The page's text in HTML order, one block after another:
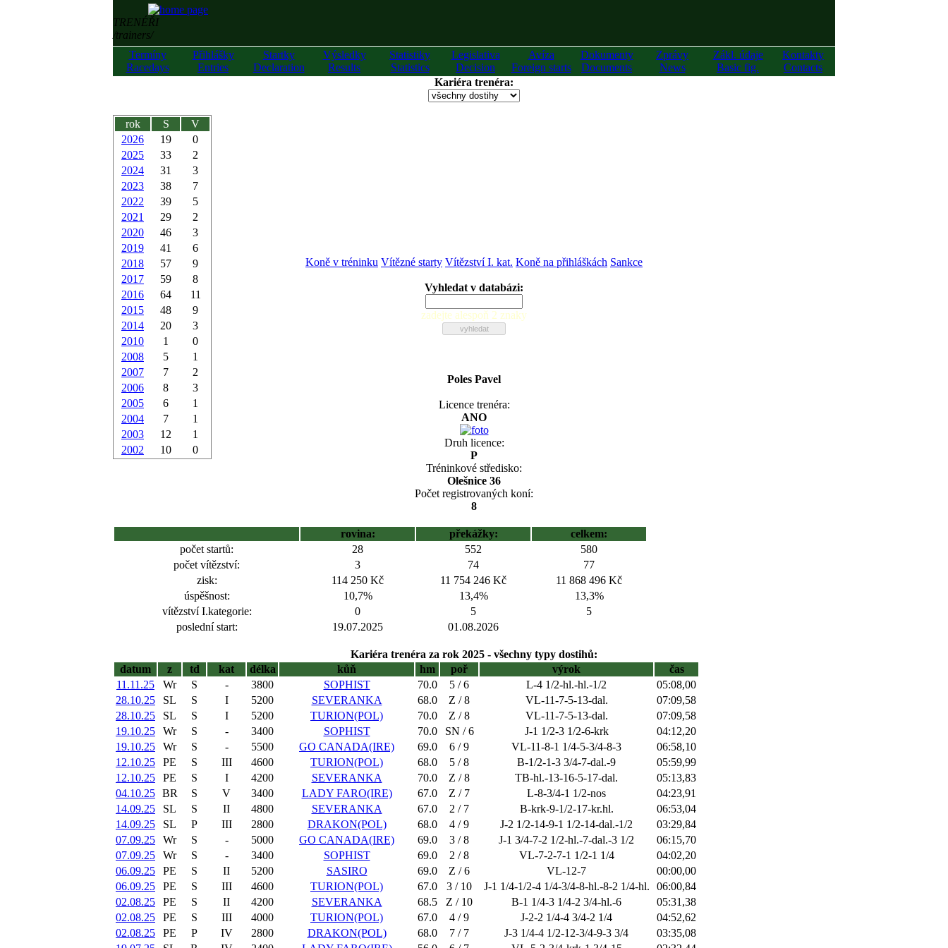
TRENÉŘI
/trainers/
Termíny
Racedays
Přihlášky
Entries
Startky
Declaration
Výsledky
Results
Statistiky
Statistics
Legislativa
Decision
Avíza
Foreign starts
Dokumenty
Documents
Zprávy
News
Zákl. údaje
Basic fig.
Kontakty
Contacts
Kariéra trenéra:
rok S
V
2026
19
0
2025
33
2
2024
31
3
2023
38
7
2022
39
5
2021
29
2
2020
46
3
2019
41
6
2018
57
9
2017
59
8
2016
64
11
2015
48
9
2014
20
3
2010
1
0
2008
5
1
2007
7
2
2006
8
3
2005
6
1
2004
7
1
2003
12
1
2002
10 0
Koně v tréninku Vítězné starty Vítězství I. kat. Koně na přihláškách Sankce
Vyhledat v databázi:
zadejte alespoň 2 znaky
Poles Pavel
Licence trenéra:
ANO
Druh licence:
P
Tréninkové středisko:
Olešnice 36
Počet registrovaných koní:
8
rovina: překážky:
celkem:
počet startů:
28 552
580
počet vítězství:
3 74
77
zisk:
114 250 Kč 11 754 246 Kč
11 868 496 Kč
úspěšnost:
10,7% 13,4%
13,3%
vítězství I.kategorie:
0 5
5
poslední start:
19.07.2025 01.08.2026
Kariéra trenéra za rok 2025 - všechny typy dostihů:
datum
z td kat délka kůň hm poř výrok
čas
11.11.25
Wr S - 3800 SOPHIST 70.0 5 / 6 L-4 1/2-hl.-hl.-1/2
05:08,00
28.10.25
SL S I 5200 SEVERANKA 68.0 Z / 8 VL-11-7-5-13-dal.
07:09,58
28.10.25
SL S I 5200 TURION(POL) 70.0 Z / 8 VL-11-7-5-13-dal.
07:09,58
19.10.25
Wr S - 3400 SOPHIST 70.0 SN / 6 J-1 1/2-3 1/2-6-krk
04:12,20
19.10.25
Wr S - 5500 GO CANADA(IRE) 69.0 6 / 9 VL-11-8-1 1/4-5-3/4-8-3
06:58,10
12.10.25
PE S III 4600 TURION(POL) 68.0 5 / 8 B-1/2-1-3 3/4-7-dal.-9
05:59,99
12.10.25
PE S I 4200 SEVERANKA 70.0 Z / 8 TB-hl.-13-16-5-17-dal.
05:13,83
04.10.25 BR S V 3400 LADY FARO(IRE) 67.0 Z / 7 L-8-3/4-1 1/2-nos
04:23,91
14.09.25
SL S II 4800 SEVERANKA 67.0 2 / 7 B-krk-9-1/2-17-kr.hl.
06:53,04
14.09.25
SL P III 2800 DRAKON(POL) 68.0 4 / 9 J-2 1/2-14-9-1 1/2-14-dal.-1/2
03:29,84
07.09.25
Wr S - 5000 GO CANADA(IRE) 69.0 3 / 8 J-1 3/4-7-2 1/2-hl.-7-dal.-3 1/2
06:15,70
07.09.25
Wr S - 3400 SOPHIST 69.0 2 / 8 VL-7-2-7-1 1/2-1 1/4
04:02,20
06.09.25
PE S II 5200 SASIRO 69.0 Z / 6 VL-12-7
00:00,00
06.09.25
PE S III 4600 TURION(POL) 67.0 3 / 10 J-1 1/4-1/2-4 1/4-3/4-8-hl.-8-2 1/4-hl.
06:00,84
02.08.25
PE S II 4200 SEVERANKA 68.5 Z / 10 B-1 1/4-3 1/4-2 3/4-hl.-6
05:31,38
02.08.25
PE S III 4000 TURION(POL) 67.0 4 / 9 J-2-2 1/4-4 3/4-2 1/4
04:52,62
02.08.25
PE P IV 2800 DRAKON(POL) 68.0 7 / 7 J-3 1/4-4 1/2-12-3/4-9-3 3/4
03:35,08